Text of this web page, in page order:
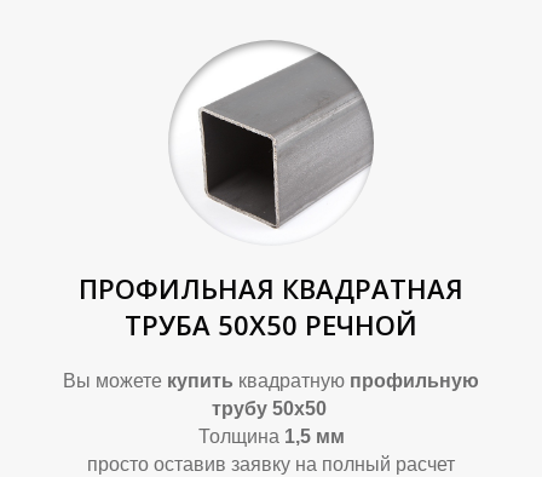
У
ПРОФИЛЬНАЯ КВАДРАТНАЯ
ТРУБА 50Х50 РЕЧНОЙ
Вы можете купить квадратную профильную
трубу 50х50
Толщина 1,5 мм
просто оставив заявку на полный расчет
У